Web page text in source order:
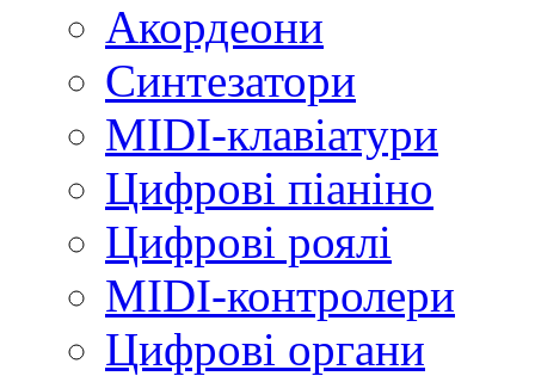
Акордеони
Синтезатори
MIDI-клавіатури
Цифрові піаніно
Цифрові роялі
MIDI-контролери
Цифрові органи